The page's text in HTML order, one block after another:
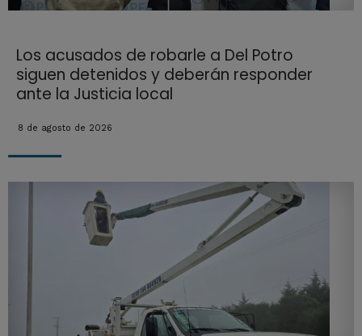
Los acusados de robarle a Del Potro
siguen detenidos y deberán responder
ante la Justicia local
8 de agosto de 2026